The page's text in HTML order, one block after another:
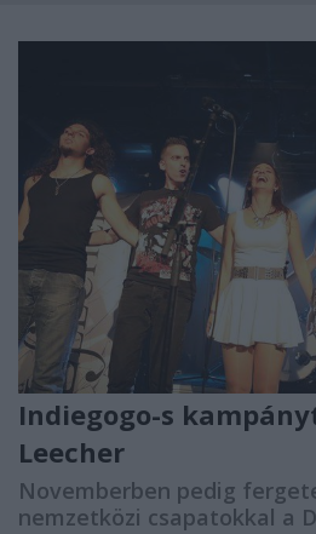
Indiegogo-s
Leecher
Novemberben pedig
nemzetközi csapatokkal a